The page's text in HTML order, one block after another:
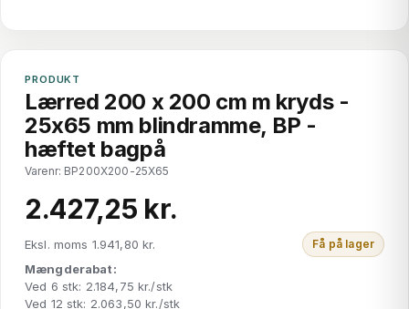
PRODUKT
Lærred 200 x 200 cm m kryds -
25x65 mm blindramme, BP -
hæftet bagpå
Varenr: BP200X200-25X65
2.427,25 kr.
Eksl. moms 1.941,80 kr. Få på lager
Mængderabat:
Ved 6 stk: 2.184,75 kr./stk
Ved 12 stk: 2.063,50 kr./stk